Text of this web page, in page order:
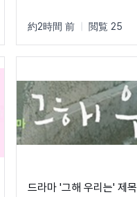
約2時間 前 閲覧 25
드라마 '그해 우리는' 제